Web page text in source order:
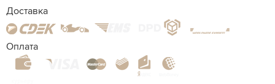
Доставка
Оплата